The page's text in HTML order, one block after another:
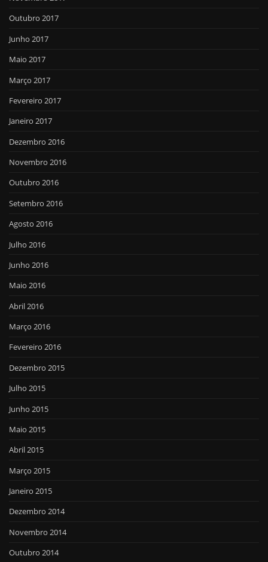
Outubro 2017
Junho 2017
Maio 2017
Março 2017
Fevereiro 2017
Janeiro 2017
Dezembro 2016
Novembro 2016
Outubro 2016
Setembro 2016
Agosto 2016
Julho 2016
Junho 2016
Maio 2016
Abril 2016
Março 2016
Fevereiro 2016
Dezembro 2015
Julho 2015
Junho 2015
Maio 2015
Abril 2015
Março 2015
Janeiro 2015
Dezembro 2014
Novembro 2014
Outubro 2014